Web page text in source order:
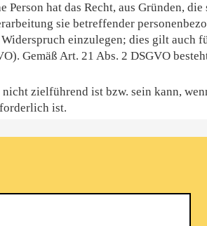
hat das Recht, aus Gründen, die
sie betreffender
einzulegen; dies gilt auch
Gemäß Art. 21 Abs. 2 DSGVO
zielführend ist bzw. sein kann,
ist.